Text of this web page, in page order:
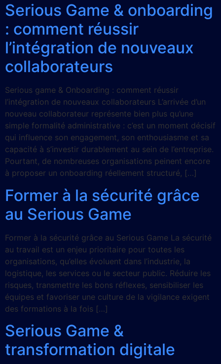
Serious Game & onboarding
: comment réussir
l’intégration de nouveaux
collaborateurs
Serious game & Onboarding : comment réussir
l’intégration de nouveaux collaborateurs L’arrivée d’un
nouveau collaborateur représente bien plus qu’une
simple formalité administrative : c’est un moment décisif
qui influence son engagement, son enthousiasme et sa
capacité à s’investir durablement au sein de l’entreprise.
Pourtant, de nombreuses organisations peinent encore
à proposer un onboarding réellement structuré, […]
Former à la sécurité grâce
au Serious Game
Former à la sécurité grâce au Serious Game La sécurité
au travail est un enjeu prioritaire pour toutes les
organisations, qu’elles évoluent dans l’industrie, la
logistique, les services ou le secteur public. Réduire les
risques, transmettre les bons réflexes, sensibiliser les
équipes et favoriser une culture de la vigilance exigent
des formations à la fois […]
Serious Game &
transformation digitale